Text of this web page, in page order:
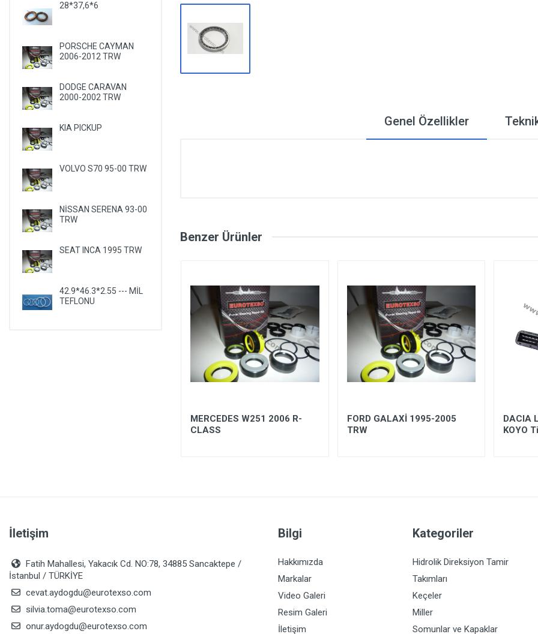
28*37,6*6
PORSCHE CAYMAN
2006-2012 TRW
DODGE CARAVAN
2000-2002 TRW
KIA PICKUP
VOLVO S70 95-00 TRW
NİSSAN SERENA 93-00
TRW
SEAT INCA 1995 TRW
42.9*46.3*2.55 --- MİL
TEFLONU
Genel Özellikler
Benzer Ürünler
MERCEDES W251 2006 R-
CLASS
FORD GALAXİ 1995-2005
TRW
DACIA
KOYO
İletişim
Fatih Mahallesi, Yakacık Cd. NO:78, 34885 Sancaktepe /
İstanbul / TÜRKİYE
cevat.aydogdu@eurotexso.com
silvia.toma@eurotexso.com
onur.aydogdu@eurotexso.com
Bilgi
Hakkımızda
Markalar
Video Galeri
Resim Galeri
İletişim
Kategoriler
Hidrolik Direksiyon Tamir
Takımları
Keçeler
Miller
Somunlar ve Kapaklar